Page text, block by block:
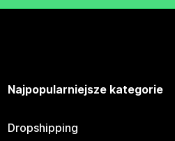
Najpopularniejsze kategorie
Dropshipping